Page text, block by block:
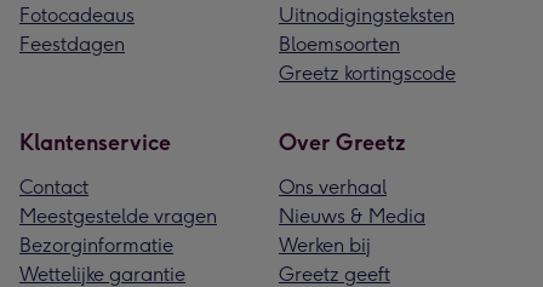
Fotocadeaus
Feestdagen
Uitnodigingsteksten
Bloemsoorten
Greetz kortingscode
Klantenservice
Contact
Meestgestelde vragen
Bezorginformatie
Wettelijke garantie
Over Greetz
Ons verhaal
Nieuws & Media
Werken bij
Greetz geeft